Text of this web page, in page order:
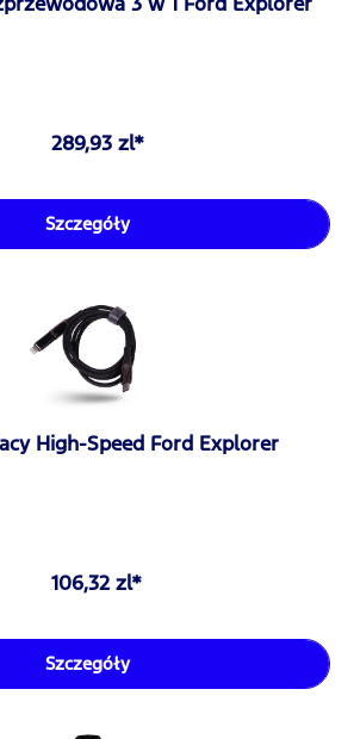
289,93 zl*
Szczegóły
High-Speed Ford Explorer
106,32 zl*
Szczegóły